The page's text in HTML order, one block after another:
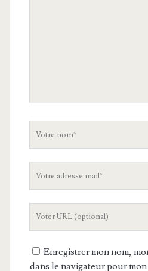
site Enregistrer mon nom,
dans le navigateur pour